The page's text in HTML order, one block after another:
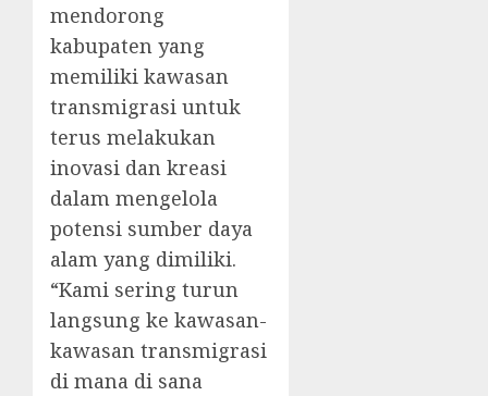
mendorong
kabupaten yang
memiliki kawasan
transmigrasi untuk
terus melakukan
inovasi dan kreasi
dalam mengelola
potensi sumber daya
alam yang dimiliki.
“Kami sering turun
langsung ke kawasan-
kawasan transmigrasi
di mana di sana